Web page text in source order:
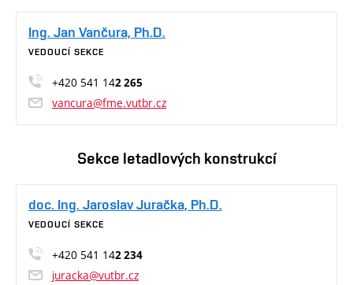
Ing. Jan Vančura, Ph.D.
VEDOUCÍ SEKCE
+420 541 142 265
vancura@fme.vutbr.cz
Sekce letadlových konstrukcí
doc. Ing. Jaroslav Juračka, Ph.D.
VEDOUCÍ SEKCE
+420 541 142 234
juracka@vutbr.cz